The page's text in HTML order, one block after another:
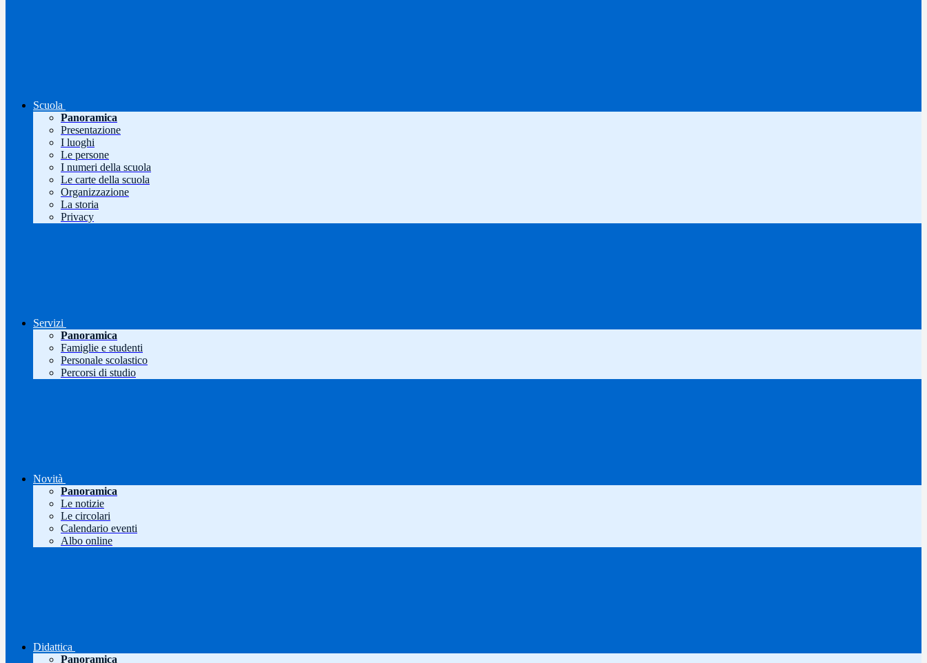
Scuola
Panoramica
Presentazione
I luoghi
Le persone
I numeri della scuola
Le carte della scuola
Organizzazione
La storia
Privacy
Servizi
Panoramica
Famiglie e studenti
Personale scolastico
Percorsi di studio
Novità
Panoramica
Le notizie
Le circolari
Calendario eventi
Albo online
Didattica
Panoramica